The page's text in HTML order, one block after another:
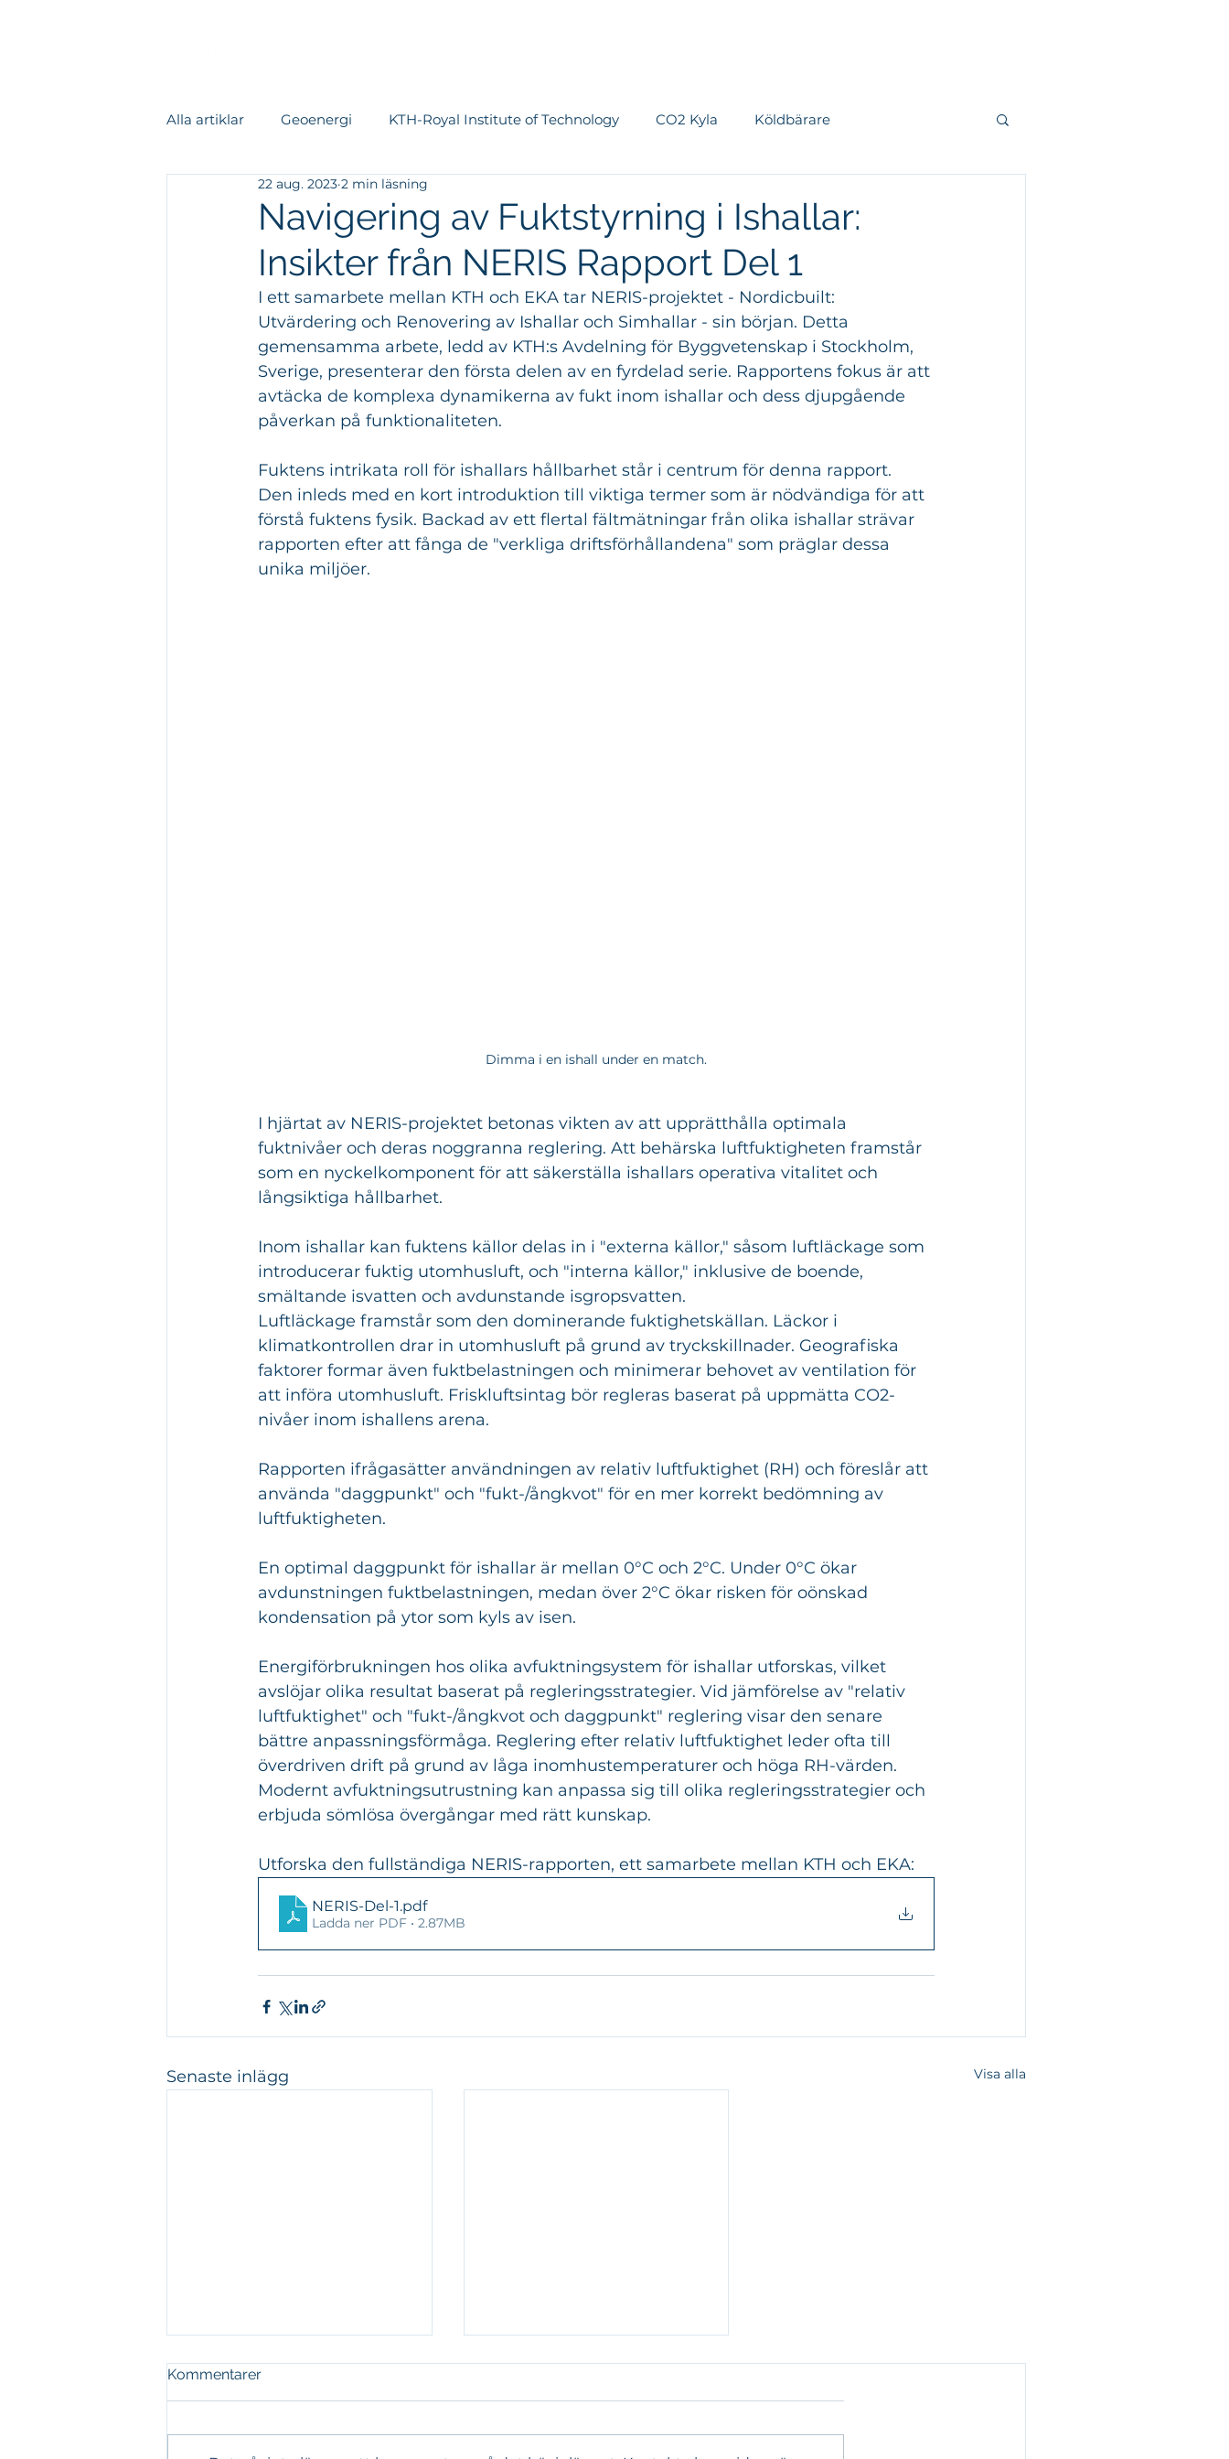
Alla artiklar Geoenergi KTH-Royal Institute of Technology CO2 Kyla Köldbärare
Värmeåtervinning Kylsystem
Datacenter Fallstudie Forskning & Utveckling Planvärme Värmepumpar
Navigering av Fuktstyrning i Ishallar:
Insikter från NERIS Rapport Del 1
22 aug. 2023 2 min läsning
I ett samarbete mellan KTH och EKA tar NERIS-projektet - Nordicbuilt:
Utvärdering och Renovering av Ishallar och Simhallar - sin början. Detta
gemensamma arbete, ledd av KTH:s Avdelning för Byggvetenskap i Stockholm,
Sverige, presenterar den första delen av en fyrdelad serie. Rapportens fokus är att
avtäcka de komplexa dynamikerna av fukt inom ishallar och dess djupgående
påverkan på funktionaliteten.
Fuktens intrikata roll för ishallars hållbarhet står i centrum för denna rapport.
Den inleds med en kort introduktion till viktiga termer som är nödvändiga för att
förstå fuktens fysik. Backad av ett flertal fältmätningar från olika ishallar strävar
rapporten efter att fånga de "verkliga driftsförhållandena" som präglar dessa
unika miljöer.
Dimma i en ishall under en match.
I hjärtat av NERIS-projektet betonas vikten av att upprätthålla optimala
fuktnivåer och deras noggranna reglering. Att behärska luftfuktigheten framstår
som en nyckelkomponent för att säkerställa ishallars operativa vitalitet och
långsiktiga hållbarhet.
Inom ishallar kan fuktens källor delas in i "externa källor," såsom luftläckage som
introducerar fuktig utomhusluft, och "interna källor," inklusive de boende,
smältande isvatten och avdunstande isgropsvatten.
Luftläckage framstår som den dominerande fuktighetskällan. Läckor i
klimatkontrollen drar in utomhusluft på grund av tryckskillnader. Geografiska
faktorer formar även fuktbelastningen och minimerar behovet av ventilation för
att införa utomhusluft. Friskluftsintag bör regleras baserat på uppmätta CO2-
nivåer inom ishallens arena.
Rapporten ifrågasätter användningen av relativ luftfuktighet (RH) och föreslår att
använda "daggpunkt" och "fukt-/ångkvot" för en mer korrekt bedömning av
luftfuktigheten.
En optimal daggpunkt för ishallar är mellan 0°C och 2°C. Under 0°C ökar
avdunstningen fuktbelastningen, medan över 2°C ökar risken för oönskad
kondensation på ytor som kyls av isen.
Energiförbrukningen hos olika avfuktningsystem för ishallar utforskas, vilket
avslöjar olika resultat baserat på regleringsstrategier. Vid jämförelse av "relativ
luftfuktighet" och "fukt-/ångkvot och daggpunkt" reglering visar den senare
bättre anpassningsförmåga. Reglering efter relativ luftfuktighet leder ofta till
överdriven drift på grund av låga inomhustemperaturer och höga RH-värden.
Modernt avfuktningsutrustning kan anpassa sig till olika regleringsstrategier och
erbjuda sömlösa övergångar med rätt kunskap.
Utforska den fullständiga NERIS-rapporten, ett samarbete mellan KTH och EKA:
NERIS-Del-1.pdf
Ladda ner PDF • 2.87MB
Senaste inlägg Visa alla
Kommentarer